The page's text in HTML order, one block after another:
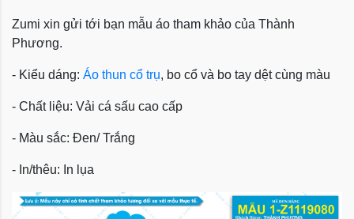
Zumi xin gửi tới bạn mẫu áo tham khảo của Thành
Phương.
- Kiểu dáng: Áo thun cổ trụ, bo cổ và bo tay dệt cùng màu
- Chất liệu: Vải cá sấu cao cấp
- Màu sắc: Đen/ Trắng
- In/thêu: In lụa